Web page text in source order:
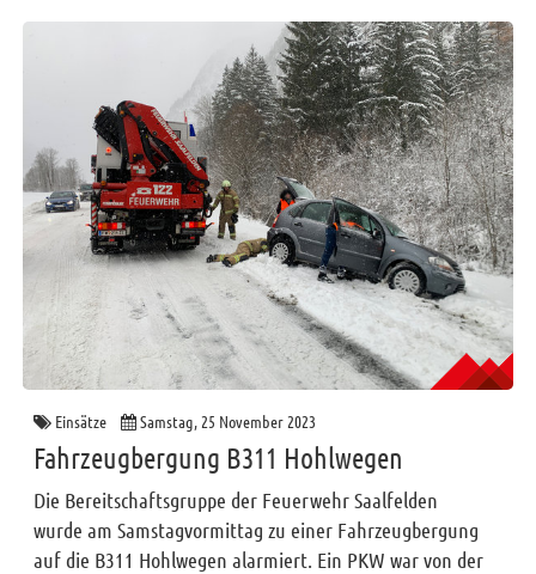
Einsätze Samstag, 25 November 2023
Fahrzeugbergung B311 Hohlwegen
Die Bereitschaftsgruppe der Feuerwehr Saalfelden
wurde am Samstagvormittag zu einer Fahrzeugbergung
auf die B311 Hohlwegen alarmiert. Ein PKW war von der